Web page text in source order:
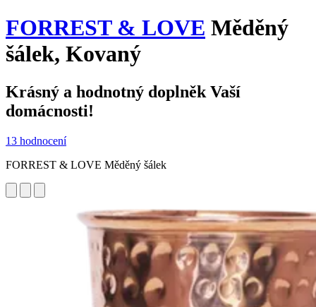
FORREST & LOVE Měděný
šálek, Kovaný
Krásný a hodnotný doplněk Vaší
domácnosti!
13 hodnocení
FORREST & LOVE Měděný šálek